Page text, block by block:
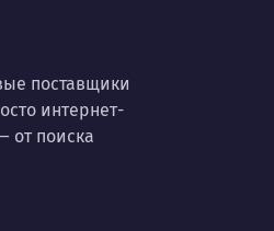
поставщики
интернет-
от поиска